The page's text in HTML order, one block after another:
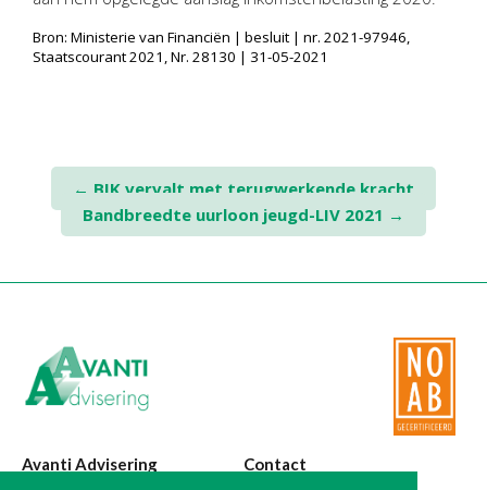
Nieuwsbrief
Contact
BaseCone – Facturen
Visionplanner – Rapportage
Online Salaris – Salarissen
Bron: Ministerie van Financiën | besluit | nr. 2021-97946,
Staatscourant 2021, Nr. 28130 | 31-05-2021
navigation
← BIK vervalt met terugwerkende kracht
Bandbreedte uurloon jeugd-LIV 2021 →
Avanti Advisering Contact